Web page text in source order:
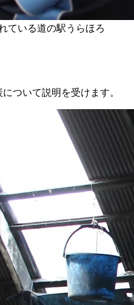
ている道の駅うらほろ
ついて説明を受けます。